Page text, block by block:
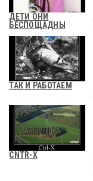
ДЕТИ ОНИ
БЕСПОЩАДНЫ
ТАК И РАБОТАЕМ
CNTR-X